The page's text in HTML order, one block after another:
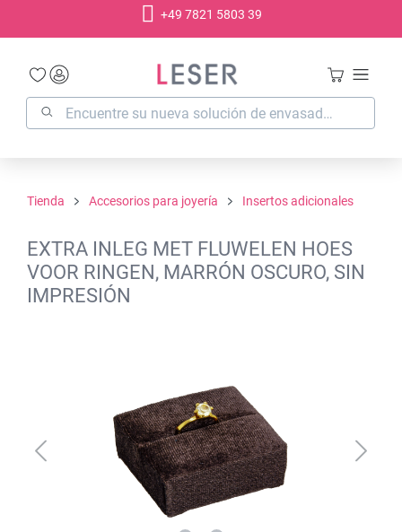
+49 7821 5803 39
Tienda Accesorios para joyería Insertos adicionales
EXTRA INLEG MET FLUWELEN HOES
VOOR RINGEN, MARRÓN OSCURO, SIN
IMPRESIÓN